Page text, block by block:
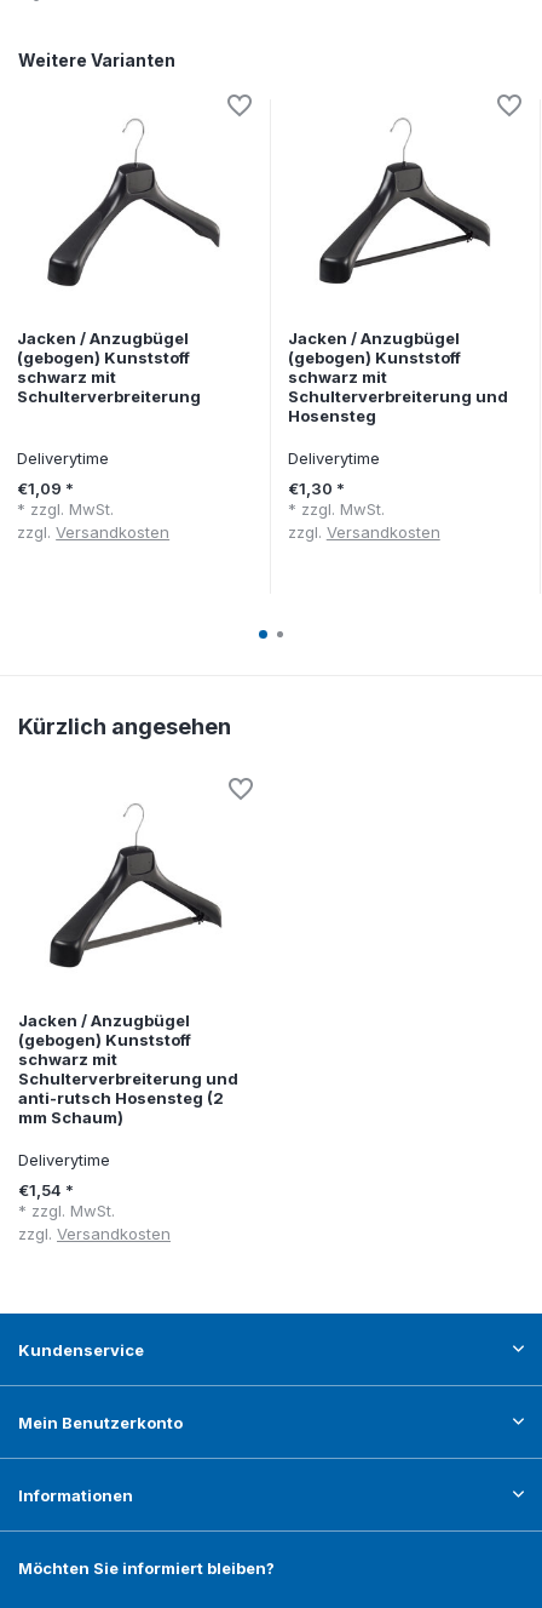
Weitere Varianten
Jacken / Anzugbügel
(gebogen) Kunststoff
schwarz mit
Schulterverbreiterung
Deliverytime
€1,09 *
* zzgl. MwSt.
zzgl.Versandkosten
Jacken / Anzugbügel
(gebogen) Kunststoff
schwarz mit
Schulterverbreiterung und
Hosensteg
Deliverytime
€1,30 *
* zzgl. MwSt.
zzgl. Versandkosten
Kürzlich angesehen
Jacken / Anzugbügel
(gebogen) Kunststoff
schwarz mit
Schulterverbreiterung und
anti-rutsch Hosensteg (2
mm Schaum)
Deliverytime
€1,54 *
* zzgl. MwSt.
zzgl. Versandkosten
Kundenservice
Mein Benutzerkonto
Informationen
Möchten Sie informiert bleiben?